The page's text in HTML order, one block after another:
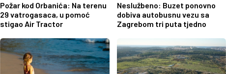
Požar kod Orbanića: Na terenu
29 vatrogasaca, u pomoć
stigao Air Tractor
Neslužbeno: Buzet ponovno
dobiva autobusnu vezu sa
Zagrebom tri puta tjedno